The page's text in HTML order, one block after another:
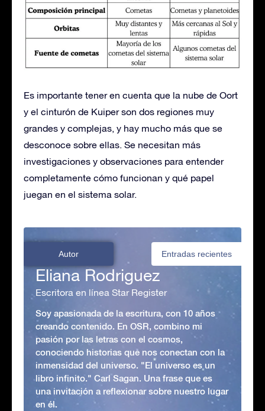
Es importante tener en cuenta que la nube de Oort
y el cinturón de Kuiper son dos regiones muy
grandes y complejas, y hay mucho más que se
desconoce sobre ellas. Se necesitan más
investigaciones y observaciones para entender
completamente cómo funcionan y qué papel
juegan en el sistema solar.
Autor Entradas recientes
Eliana Rodriguez
Escritora en línea Star Register
Soy apasionada de la escritura, con 10 años
creando contenido. En OSR, combino mi
pasión por las letras con el cosmos,
conociendo historias que nos conectan con la
inmensidad del universo. "El universo es un
libro infinito." Carl Sagan. Una frase que es
una invitación a reflexionar sobre nuestro lugar
en él.